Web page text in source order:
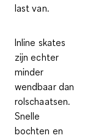
last van.
Inline skates
zijn echter
minder
wendbaar dan
rolschaatsen.
Snelle
bochten en